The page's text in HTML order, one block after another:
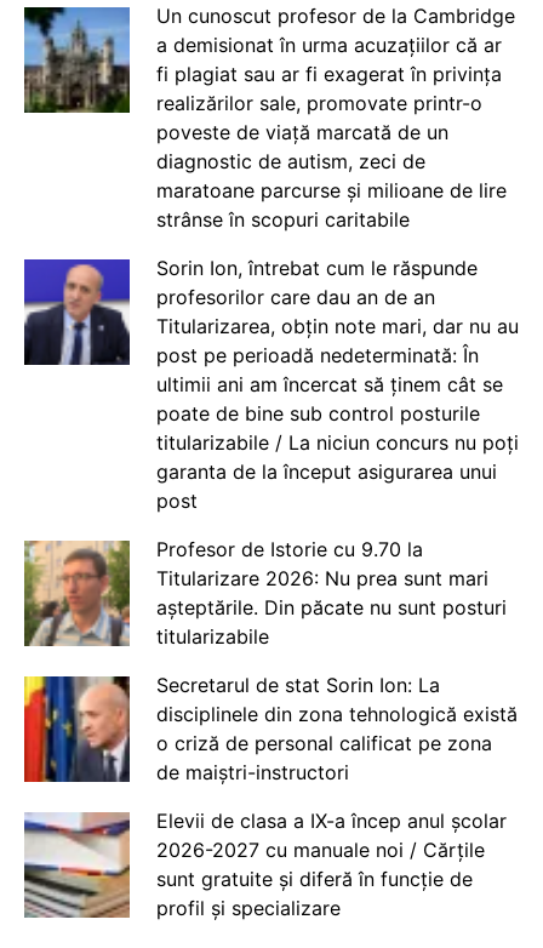
Un cunoscut profesor de la Cambridge
a demisionat în urma acuzațiilor că ar
fi plagiat sau ar fi exagerat în privința
realizărilor sale, promovate printr-o
poveste de viață marcată de un
diagnostic de autism, zeci de
maratoane parcurse și milioane de lire
strânse în scopuri caritabile
Sorin Ion, întrebat cum le răspunde
profesorilor care dau an de an
Titularizarea, obțin note mari, dar nu au
post pe perioadă nedeterminată: În
ultimii ani am încercat să ținem cât se
poate de bine sub control posturile
titularizabile / La niciun concurs nu poți
garanta de la început asigurarea unui
post
Profesor de Istorie cu 9.70 la
Titularizare 2026: Nu prea sunt mari
așteptările. Din păcate nu sunt posturi
titularizabile
Secretarul de stat Sorin Ion: La
disciplinele din zona tehnologică există
o criză de personal calificat pe zona
de maiștri-instructori
Elevii de clasa a IX-a încep anul școlar
2026-2027 cu manuale noi / Cărțile
sunt gratuite și diferă în funcție de
profil și specializare